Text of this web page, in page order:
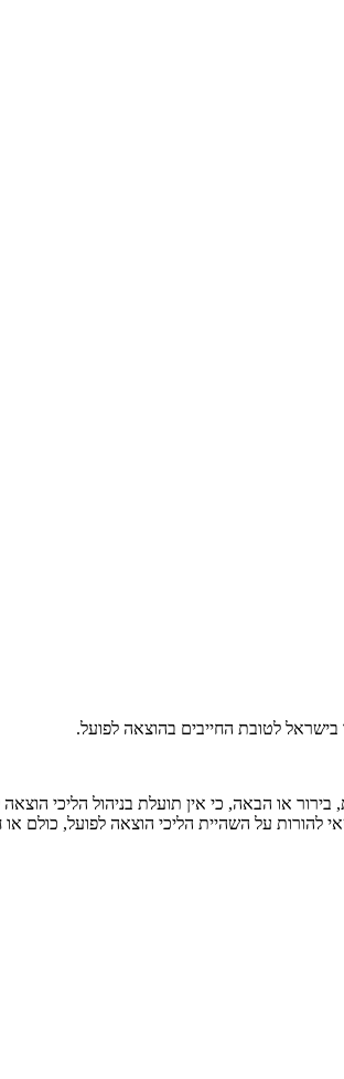
או הבאה, כי אין תועלת בניהול הליכי הוצאה
להורות על השהיית הליכי הוצאה לפועל,